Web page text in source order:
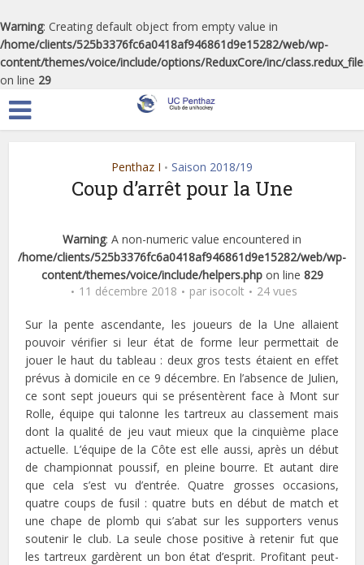
Warning: Creating default object from empty value in
/home/clients/525b3376fc6a0418af946861d9e15282/web/wp-
content/themes/voice/include/options/ReduxCore/inc/
on line 29
Penthaz I • Saison 2018/19
Coup d’arrêt pour la Une
Warning: A non-numeric value encountered in
/home/clients/525b3376fc6a0418af946861d9e15282/web/wp-
content/themes/voice/include/helpers.phpon line 829
11 décembre 2018
par isocolt 24 vues
Sur la pente ascendante, les joueurs de la Une allaient
pouvoir vérifier si leur état de forme leur permettait de
jouer le haut du tableau : deux gros tests étaient en effet
prévus à domicile en ce 9 décembre. En l’absence de Julien,
ce sont sept joueurs qui se présentèrent face à Mont sur
Rolle, équipe qui talonne les tartreux au classement mais
dont la qualité de jeu vaut mieux que la cinquième place
actuelle. L’équipe de la Côte est elle aussi, après un début
de championnat poussif, en pleine bourre. Et autant dire
que cela s’est vu d’entrée. Quatre grosses occasions,
quatre coups de fusil : quatre buts en début de match et
une chape de plomb qui s’abat sur les supporters venus
soutenir le club. La seule chose positive à retenir fut que
les tartreux gardèrent un bon état d’esprit. Profitant peut-